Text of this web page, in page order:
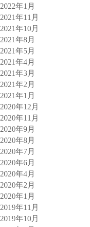
2022年1月
2021年11月
2021年10月
2021年8月
2021年5月
2021年4月
2021年3月
2021年2月
2021年1月
2020年12月
2020年11月
2020年9月
2020年8月
2020年7月
2020年6月
2020年4月
2020年2月
2020年1月
2019年11月
2019年10月